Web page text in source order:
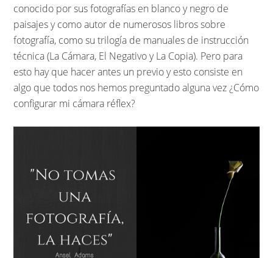
conocido por sus fotografías en blanco y negro de
paisajes y como autor de numerosos libros sobre
fotografía, como su trilogía de manuales de instrucción
técnica (La Cámara, El Negativo y La Copia). Pero para
esto hay que hacer antes un previo y esto consiste en
algo que todos nos hemos preguntado alguna vez ¿Cómo
configurar mi cámara réflex?